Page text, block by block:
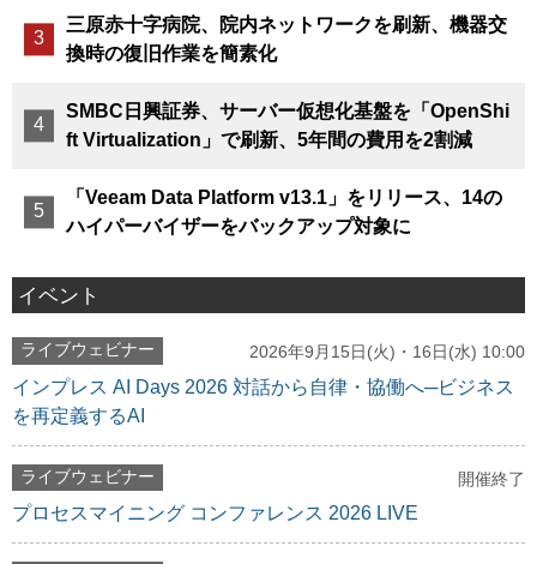
三原赤十字病院、院内ネットワークを刷新、機器交
換時の復旧作業を簡素化
SMBC日興証券、サーバー仮想化基盤を「OpenShi
ft Virtualization」で刷新、5年間の費用を2割減
「Veeam Data Platform v13.1」をリリース、14の
ハイパーバイザーをバックアップ対象に
イベント
ライブウェビナー 2026年9月15日(火)・16日(水) 10:00
インプレス AI Days 2026 対話から自律・協働へ─ビジネス
を再定義するAI
ライブウェビナー 開催終了
プロセスマイニング コンファレンス 2026 LIVE